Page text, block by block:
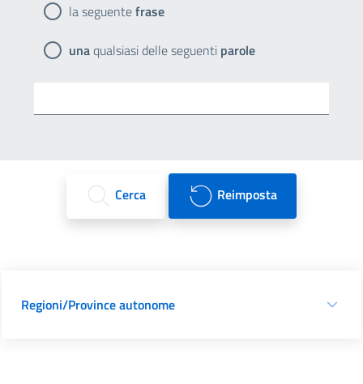
la seguentefrase
unaqualsiasi delle seguenti parole
Cerca Reimposta
Regioni/Province autonome